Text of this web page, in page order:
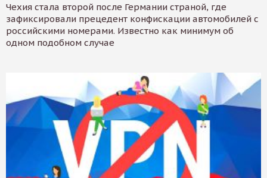
Чехия стала второй после Германии страной, где
зафиксировали прецедент конфискации автомобилей с
российскими номерами. Известно как минимум об
одном подобном случае